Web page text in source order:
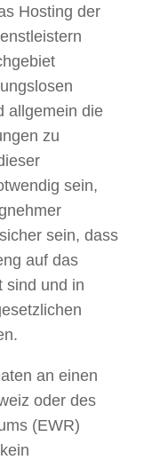
Hosting der
allgemein die
zu
sein,
sein, dass
auf das
sind und in
an einen
oder des
(EWR)